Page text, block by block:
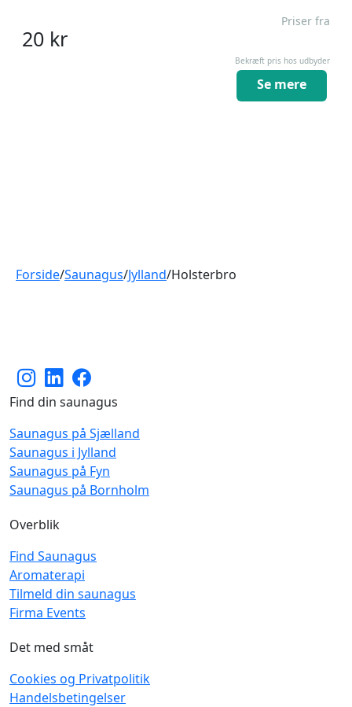
Priser fra
20 kr
Bekræft pris hos udbyder
Se mere
Forside/Saunagus/Jylland/Holsterbro
Find din saunagus
Saunagus på Sjælland
Saunagus i Jylland
Saunagus på Fyn
Saunagus på Bornholm
Overblik
Find Saunagus
Aromaterapi
Tilmeld din saunagus
Firma Events
Det med småt
Cookies og Privatpolitik
Handelsbetingelser